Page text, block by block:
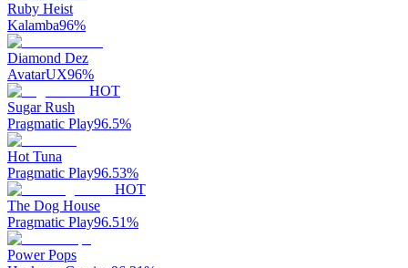
Ruby Heist
Kalamba96%
Diamond Dez
AvatarUX96%
HOT
Sugar Rush
Pragmatic Play96.5%
Hot Tuna
Pragmatic Play96.53%
HOT
The Dog House
Pragmatic Play96.51%
Power Pops